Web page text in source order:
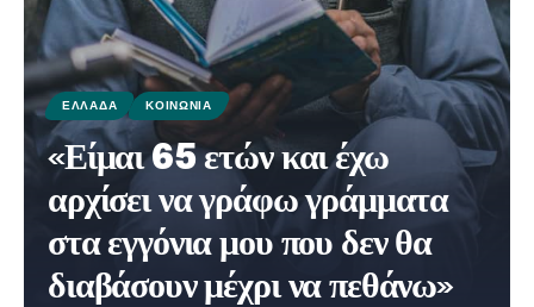
ΕΛΛΆΔΑ ΚΟΙΝΩΝΊΑ
«Είμαι 65 ετών και έχω
αρχίσει να γράφω γράμματα
στα εγγόνια μου που δεν θα
διαβάσουν μέχρι να πεθάνω»